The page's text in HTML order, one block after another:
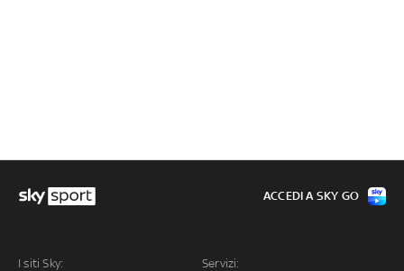
I siti Sky: Servizi:
ACCEDI A SKY GO